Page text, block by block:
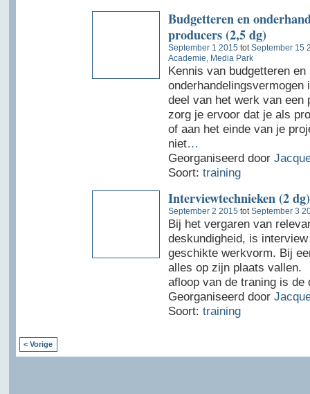
Budgetteren en
producers (2,5 dg)
September 1 2015 tot September 15
Academie, Media Park
Kennis van budgetteren en
onderhandelingsvermogen
deel van het werk van een
zorg je ervoor dat je als
of aan het einde van je
niet…
Georganiseerd door
Soort: training
Interviewtechnieken (2 dg)
September 2 2015 totSeptember 3
Bij het vergaren van
deskundigheid, is
geschikte werkvorm. Bij
alles op zijn plaats vallen.
afloop van de traning is de
Georganiseerd door
Soort: training
< Vorige